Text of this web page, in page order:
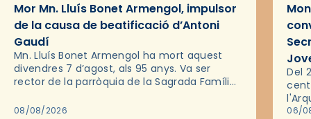
Mor Mn. Lluís Bonet Armengol, impulsor
de la causa de beatificació d’Antoni
Gaudí
Mn. Lluís Bonet Armengol ha mort aquest
divendres 7 d’agost, als 95 anys. Va ser
rector de la parròquia de la Sagrada Família
2018,…
08/08/2026
Del
les
06/